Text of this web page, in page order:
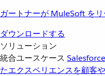
ガートナーが MuleSoft を
ダウンロードする
ソリューション
統合ユースケース Salesforce
たエクスペリエンスを顧客